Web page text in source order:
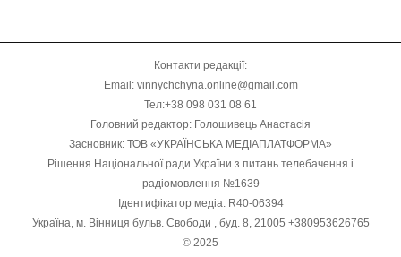
Контакти редакції:
Email: vinnychchyna.online@gmail.com
Тел:+38 098 031 08 61
Головний редактор: Голошивець Анастасія
Засновник: ТОВ «УКРАЇНСЬКА МЕДІАПЛАТФОРМА»
Рішення Національної ради України з питань телебачення і
радіомовлення №1639
Ідентифікатор медіа: R40-06394
Україна, м. Вінниця бульв. Свободи , буд. 8, 21005 +380953626765
© 2025